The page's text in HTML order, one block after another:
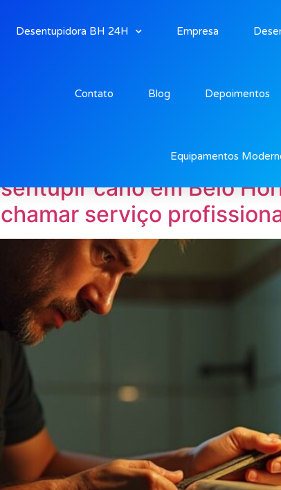
Desentupidora BH 24H Empresa
Contato Blog Depoimentos
Equipamentos
e Manutenção”
cano em Belo
serviço